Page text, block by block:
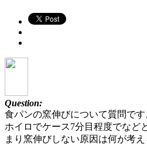
Question:
食パンの窯伸びについて質問です
ホイロでケース7分目程度でなど
まり窯伸びしない原因は何が考